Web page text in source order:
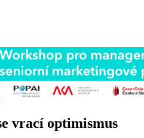
vrací optimismus